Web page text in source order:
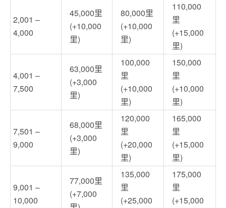
2,001 –
4,000
45,000里
(+10,000
里)
80,000里
(+10,000
里)
110,000
里
(+15,000
里)
4,001 –
7,500
63,000里
(+3,000
里)
100,000
里
(+10,000
里)
150,000
里
(+10,000
里)
7,501 –
9,000
68,000里
(+3,000
里)
120,000
里
(+20,000
里)
165,000
里
(+15,000
里)
9,001 –
10,000
77,000里
(+7,000
135,000
里
(+25,000
175,000
里
(+15,000